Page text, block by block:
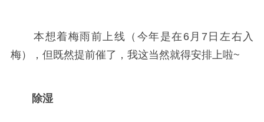
本想着梅雨前上线（今年是在6月7日左右入
梅），但既然提前催了，我这当然就得安排上啦~
除湿